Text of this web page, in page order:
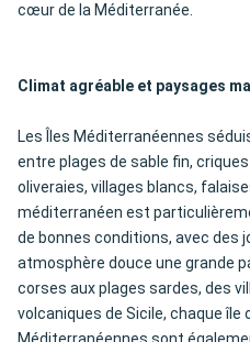
cœur de la Méditerranée.
Climat agréable et paysages
Les Îles Méditerranéennes
entre plages de sable fin,
oliveraies, villages blancs,
méditerranéen est
de bonnes conditions, avec des
atmosphère douce une grande
corses aux plages sardes, des
volcaniques de Sicile, chaque